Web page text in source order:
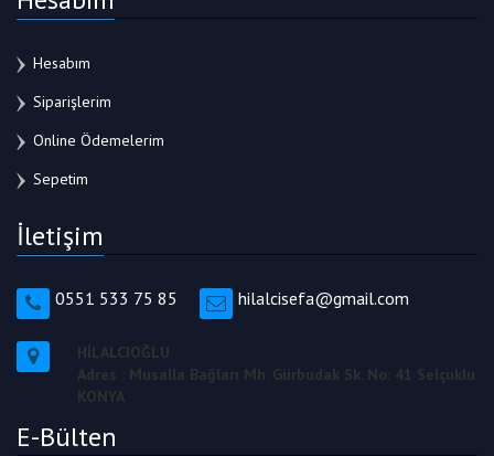
Hesabım
Siparişlerim
Online Ödemelerim
Sepetim
İletişim
0551 533 75 85 hilalcisefa@gmail.com
HİLALCIOĞLU
Adres : Musalla Bağları Mh. Gürbudak Sk. No: 41 Selçuklu
KONYA
E-Bülten